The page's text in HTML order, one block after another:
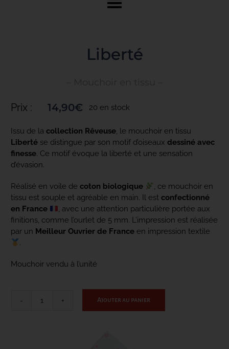
Toggle
ACCUEIL
PRO
BLOG
PRESSE
Liberté
Prix : 14,90€ 20 en stock
Issu de lacollection Rêveuse, le mouchoir en tissu
Liberté se distingue par son motif d’oiseauxdessiné avec
finesse. Ce motif évoque la liberté et une sensation
d’évasion.
Réalisé en voile decoton biologique
, ce mouchoir en
tissu est souple et agréable en main. Il estconfectionné
en France
, avec une attention particulière portée aux
finitions, comme l’ourlet de 5 mm. L’impression est réalisée
par un Meilleur Ouvrier de France en impression textile
.
Mouchoir vendu à l’unité
quantité
Ajouter au panier